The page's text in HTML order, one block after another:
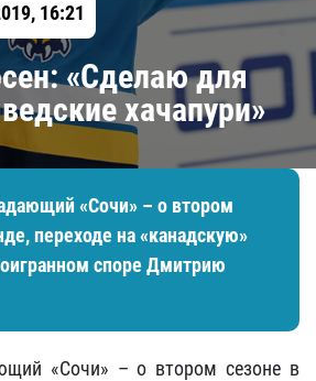
16:21
«Сделаю для
хачапури»
«Сочи» – о втором
переходе на «канадскую»
споре Дмитрию
«Сочи» – о втором сезоне в